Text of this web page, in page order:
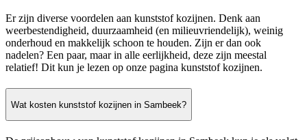
Er zijn diverse voordelen aan kunststof kozijnen. Denk aan
weerbestendigheid, duurzaamheid (en milieuvriendelijk), weinig
onderhoud en makkelijk schoon te houden. Zijn er dan ook
nadelen? Een paar, maar in alle eerlijkheid, deze zijn meestal
relatief! Dit kun je lezen op onze pagina kunststof kozijnen.
Wat kosten kunststof kozijnen in Sambeek?